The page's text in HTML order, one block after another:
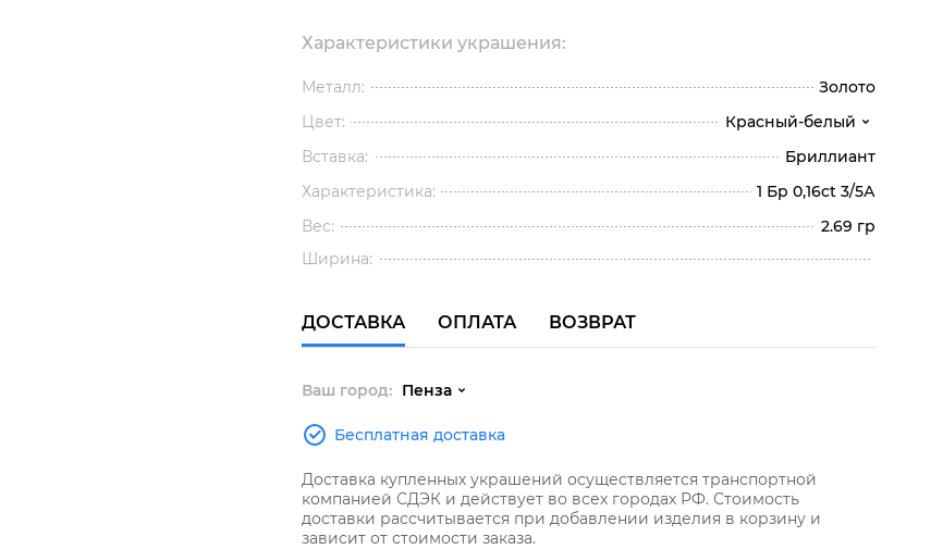
Характеристики украшения:
Металл:
Золото
Цвет:
Красный-белый
Вставка:
Бриллиант
Характеристика:
1 Бр 0,16ct 3/5А
Вес:
2.69 гр
Ширина:
ДОСТАВКА ОПЛАТА ВОЗВРАТ
Ваш город: Пенза
Бесплатная доставка
Доставка купленных украшений осуществляется транспортной
компанией СДЭК и действует во всех городах РФ. Стоимость
доставки рассчитывается при добавлении изделия в корзину и
зависит от стоимости заказа.